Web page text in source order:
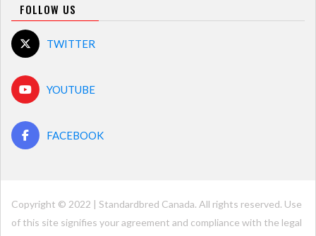
FOLLOW US
TWITTER
YOUTUBE
FACEBOOK
Copyright © 2022 | Standardbred Canada. All rights reserved. Use
of this site signifies your agreement and compliance with the legal